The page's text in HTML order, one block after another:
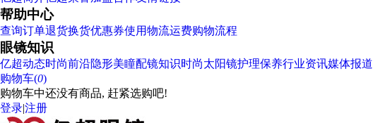
帮助中心
查询订单退货换货优惠券使用物流运费购物流程
眼镜知识
亿超动态时尚前沿隐形美瞳配镜知识时尚太阳镜护理保养行业资讯媒体报道
购物车(0)
购物车中还没有商品, 赶紧选购吧!
登录|注册